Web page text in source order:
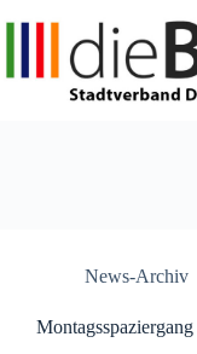
News-Archiv